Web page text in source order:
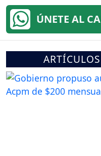
ÚNETE AL